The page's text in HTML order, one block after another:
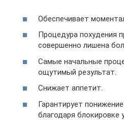
Обеспечивает
Процедура похудения
совершенно лишена
Самые начальные
ощутимый результат.
Снижает аппетит.
Гарантирует
благодаря блокировке